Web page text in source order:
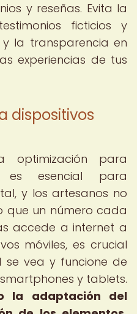
y reseñas. Evita la
ficticios y
la transparencia en
experiencias de tus
dispositivos
optimización para
es esencial para
y los artesanos no
que un número cada
accede a internet a
móviles, es crucial
vea y funcione de
y tablets.
la adaptación del